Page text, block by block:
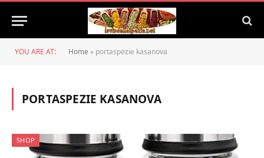
YOU ARE AT: Home » portaspezie kasanova
PORTASPEZIE KASANOVA
SHOP